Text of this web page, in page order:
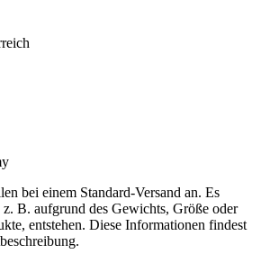
bei einem Standard-Versand an. Es
B. aufgrund des Gewichts, Größe oder
entstehen. Diese Informationen findest